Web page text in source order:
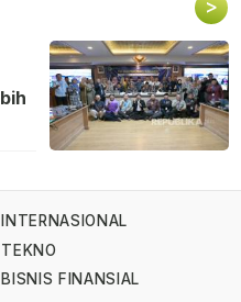
>
INTERNASIONAL
TEKNO
BISNIS FINANSIAL